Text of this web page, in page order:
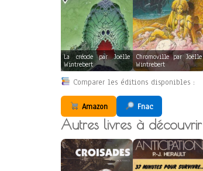
La créode par Joëlle
Wintrebert
Chromoville par Joëlle
Wintrebert
Comparer les éditions disponibles :
Amazon Fnac
Autres livres à découvrir